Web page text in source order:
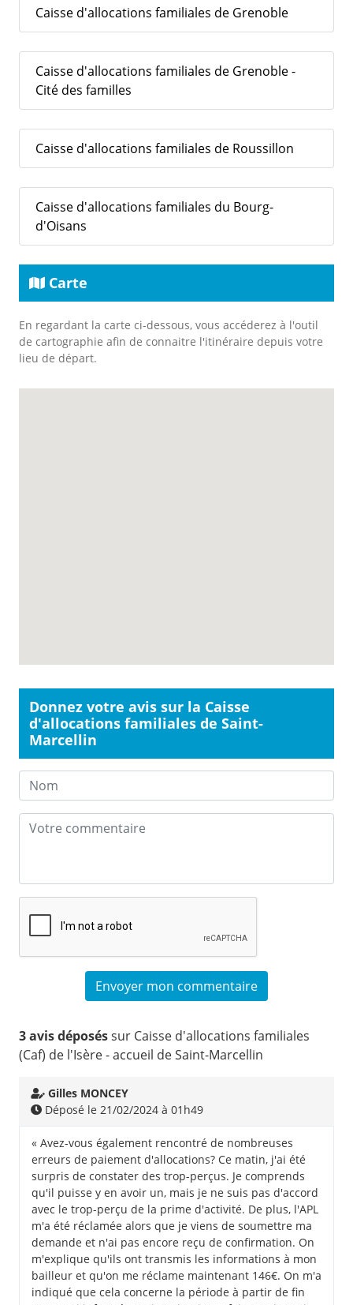
Caisse d'allocations familiales de Grenoble
Caisse d'allocations familiales de Grenoble -
Cité des familles
Caisse d'allocations familiales de Roussillon
Caisse d'allocations familiales du Bourg-
d'Oisans
Carte
En regardant la carte ci-dessous, vous accéderez à l'outil
de cartographie afin de connaitre l'itinéraire depuis votre
lieu de départ.
Donnez votre avis sur la Caisse
d'allocations familiales de Saint-
Marcellin
3 avis déposéssur Caisse d'allocations familiales
(Caf) de l'Isère - accueil de Saint-Marcellin
Gilles MONCEY
Déposé le 21/02/2024 à 01h49
« Avez-vous également rencontré de nombreuses
erreurs de paiement d'allocations? Ce matin, j'ai été
surpris de constater des trop-perçus. Je comprends
qu'il puisse y en avoir un, mais je ne suis pas d'accord
avec le trop-perçu de la prime d'activité. De plus, l'APL
m'a été réclamée alors que je viens de soumettre ma
demande et n'ai pas encore reçu de confirmation. On
m'explique qu'ils ont transmis les informations à mon
bailleur et qu'on me réclame maintenant 146€. On m'a
indiqué que cela concerne la période à partir de fin